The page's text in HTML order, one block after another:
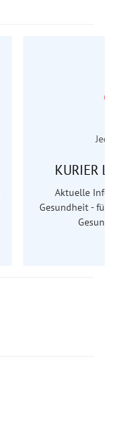
KURIER
Aktuelle
Gesundheit - für